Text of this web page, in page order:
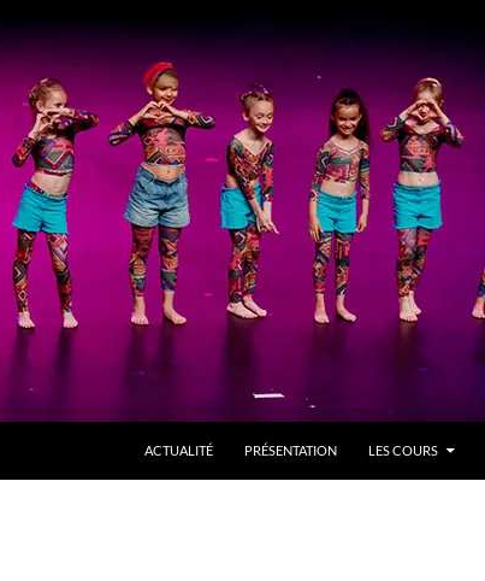
ACTUALITÉ PRÉSENTATION LES COURS